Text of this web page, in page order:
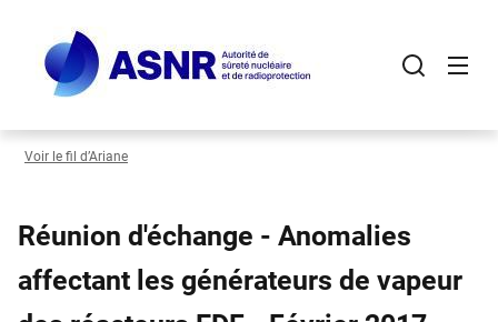
contenu
principal
Voir le fil d’Ariane
Réunion d'échange - Anomalies
affectant les générateurs de vapeur